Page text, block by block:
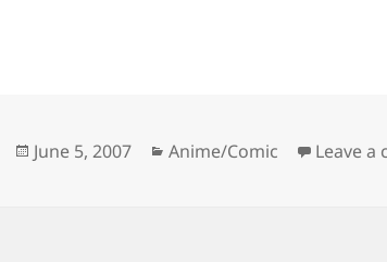
Posted
June 5, 2007 Categories
Anime/Comic Leave a